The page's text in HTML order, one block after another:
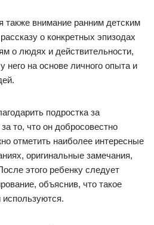
также внимание ранним детским
о конкретных эпизодах
о людях и действительности,
него на основе личного опыта и
подростка за
то, что он добросовестно
отметить наиболее интересные
оригинальные замечания,
этого ребенку следует
объяснив, что такое